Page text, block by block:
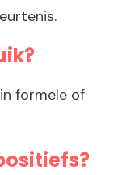
formele of